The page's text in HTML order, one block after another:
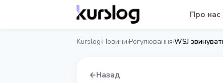
Про нас
Kurslog›Новини›Регулювання›
←Назад